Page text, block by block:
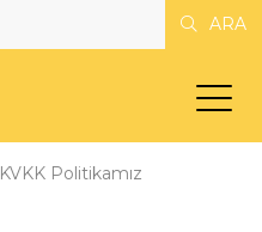
ARA
KVKK Politikamız